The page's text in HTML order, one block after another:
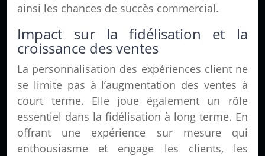
ainsi les chances de succès commercial.
Impact sur la fidélisation et la
croissance des ventes
La personnalisation des expériences client ne
se limite pas à l’augmentation des ventes à
court terme. Elle joue également un rôle
essentiel dans la fidélisation à long terme. En
offrant une expérience sur mesure qui
enthousiasme et engage les clients, les